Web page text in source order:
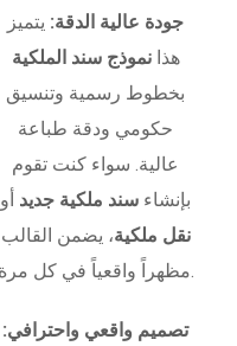
جودة عالية الدقة: يتميز
هذانموذج سند الملكية
بخطوط رسمية وتنسيق
حكومي ودقة طباعة
عالية. سواء كنت تقوم
بإنشاء سند ملكية جديد أو
نقل ملكية، يضمن القالب
مظهراً واقعياً في كل مرة.
تصميم واقعي واحترافي: